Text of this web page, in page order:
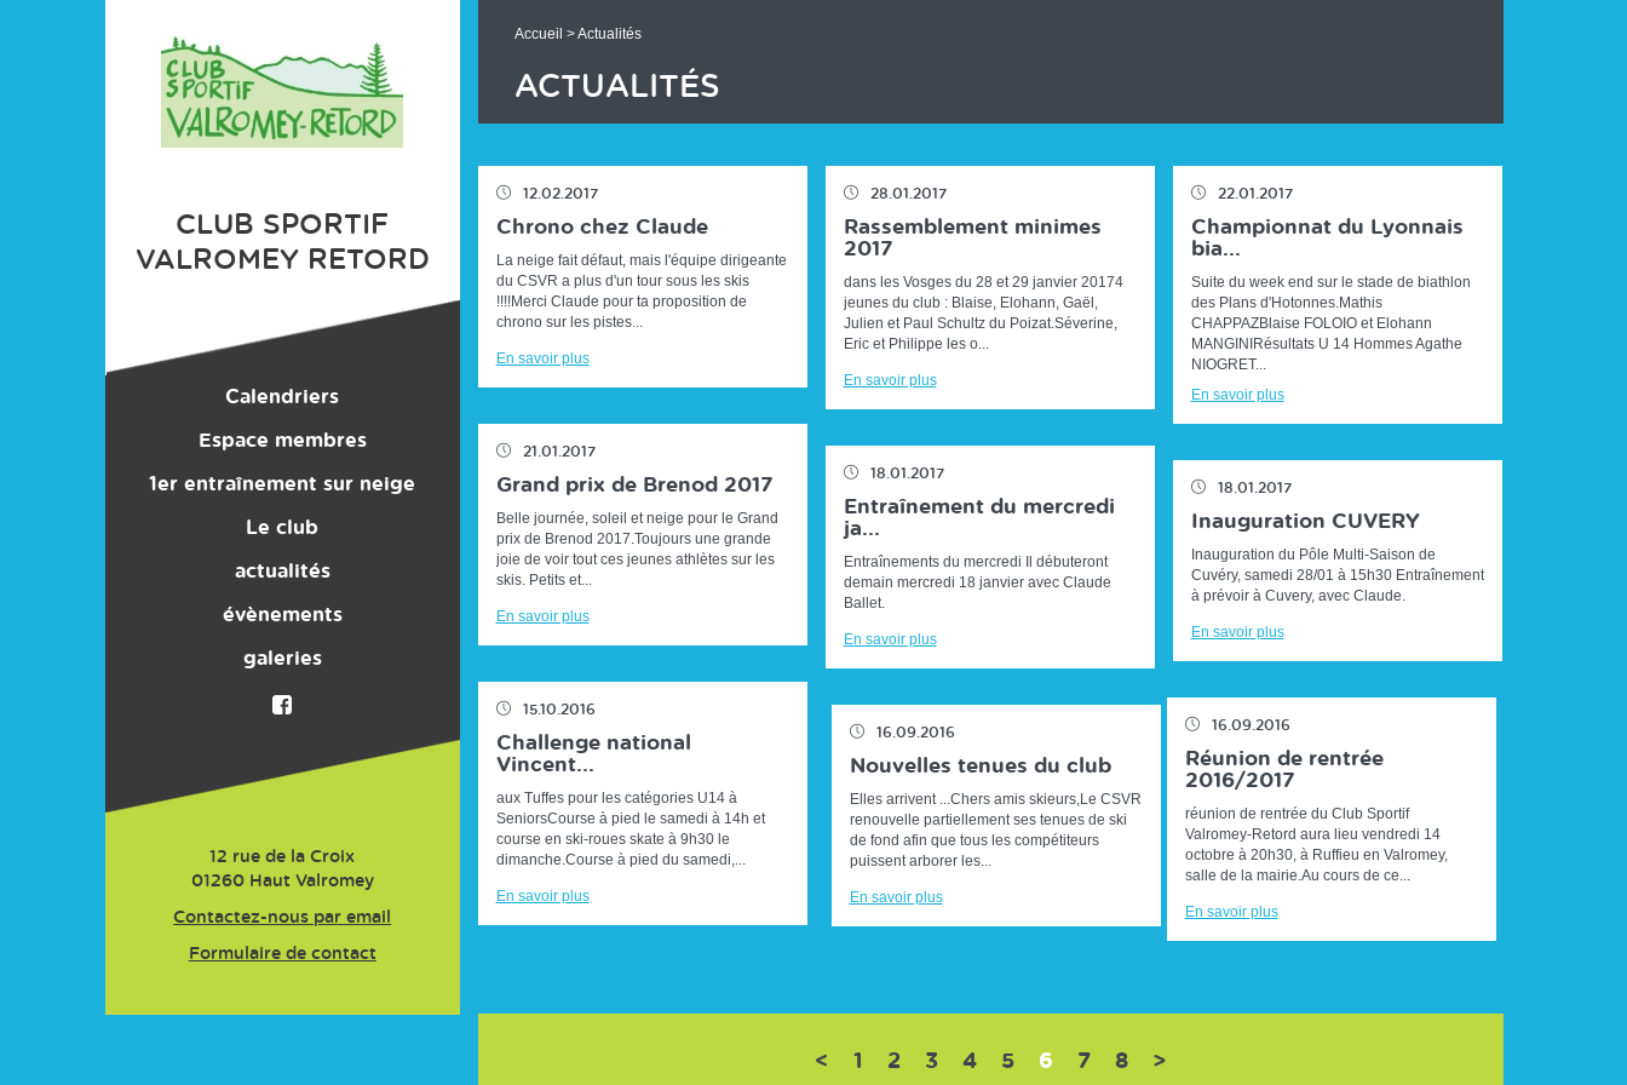
CLUB SPORTIF
VALROMEY RETORD
Calendriers
Entraînements
Compétitions
Stages
Espace membres
Bonnes Affaires
1er entraînement sur neige
Le club
ACTIVITES
Nos partenaires
Presse
Adhésion
actualités
évènements
galeries
12 rue de la Croix
01260 Haut Valromey
Contactez-nous par email
Formulaire de contact
Accueil > Actualités
ACTUALITÉS
12.02.2017
Chrono chez Claude
La neige fait défaut, mais l'équipe dirigeante
du CSVR a plus d'un tour sous les skis
!!!!Merci Claude pour ta proposition de
chrono sur les pistes...
En savoir plus
28.01.2017
Rassemblement minimes
2017
dans les Vosges du 28 et 29 janvier 20174
jeunes du club : Blaise, Elohann, Gaël,
Julien et Paul Schultz du Poizat.Séverine,
Eric et Philippe les o...
En savoir plus
22.01.2017
Championnat du Lyonnais
bia...
Suite du week end sur le stade de biathlon
des Plans d'Hotonnes.Mathis
CHAPPAZBlaise FOLOIO et Elohann
MANGINIRésultats U 14 Hommes Agathe
NIOGRET...
En savoir plus
21.01.2017
Grand prix de Brenod 2017
Belle journée, soleil et neige pour le Grand
prix de Brenod 2017.Toujours une grande
joie de voir tout ces jeunes athlètes sur les
skis. Petits et...
En savoir plus
18.01.2017
Entraînement du mercredi
ja...
Entraînements du mercredi Il débuteront
demain mercredi 18 janvier avec Claude
Ballet.
En savoir plus
18.01.2017
Inauguration CUVERY
Inauguration du Pôle Multi-Saison de
Cuvéry, samedi 28/01 à 15h30 Entraînement
à prévoir à Cuvery, avec Claude.
En savoir plus
15.10.2016
Challenge national
Vincent...
aux Tuffes pour les catégories U14 à
SeniorsCourse à pied le samedi à 14h et
course en ski-roues skate à 9h30 le
dimanche.Course à pied du samedi,...
En savoir plus
16.09.2016
Réunion de rentrée
2016/2017
réunion de rentrée du Club Sportif
Valromey-Retord aura lieu vendredi 14
octobre à 20h30, à Ruffieu en Valromey,
salle de la mairie.Au cours de ce...
En savoir plus
16.09.2016
Nouvelles tenues du club
Elles arrivent ...Chers amis skieurs,Le CSVR
renouvelle partiellement ses tenues de ski
de fond afin que tous les compétiteurs
puissent arborer les...
En savoir plus
< 1 2 3 4 5 6(current)
7 8 >